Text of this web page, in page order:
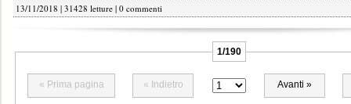
13/11/2018 | 31428 letture | 0 commenti
1/190
« Prima pagina « Indietro Avanti »